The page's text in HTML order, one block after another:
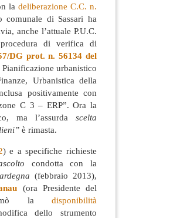
la deliberazione C.C. n.
di Sassari ha
anche l’attuale P.U.C.
di verifica di
DG prot. n. 56134 del
urbanistico
Urbanistica della
positivamente con
C 3 – ERP”. Ora la
ma l’assurda scelta
è rimasta.
) e a specifiche richieste
condotta con la
(febbraio 2013),
(ora Presidente del
la disponibilità
dello strumento